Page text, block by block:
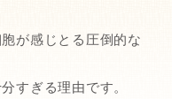
が感じとる圧倒的な
すぎる理由です。